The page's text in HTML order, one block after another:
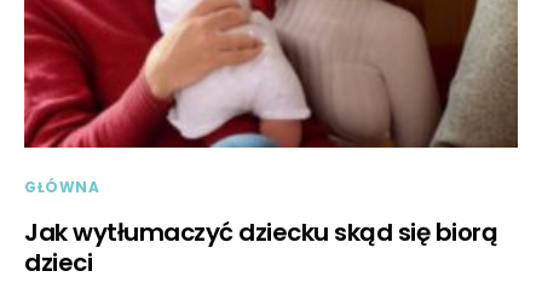
GŁÓWNA
Jak wytłumaczyć dziecku skąd się biorą
dzieci